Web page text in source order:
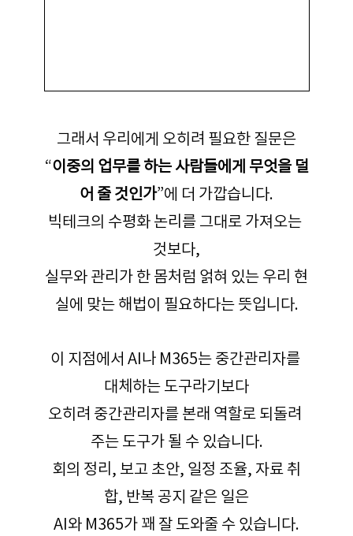
그래서 우리에게 오히려 필요한 질문은
“이중의 업무를 하는 사람들에게 무엇을 덜
어 줄 것인가”에 더 가깝습니다.
빅테크의 수평화 논리를 그대로 가져오는
것보다,
실무와 관리가 한 몸처럼 얽혀 있는 우리 현
실에 맞는 해법이 필요하다는 뜻입니다.
이 지점에서 AI나 M365는 중간관리자를
대체하는 도구라기보다
오히려 중간관리자를 본래 역할로 되돌려
주는 도구가 될 수 있습니다.
회의 정리, 보고 초안, 일정 조율, 자료 취
합, 반복 공지 같은 일은
AI와 M365가 꽤 잘 도와줄 수 있습니다.